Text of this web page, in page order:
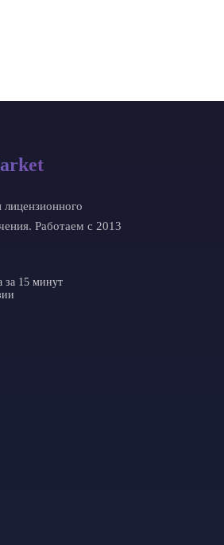
Работаем с 2013
за 15 минут